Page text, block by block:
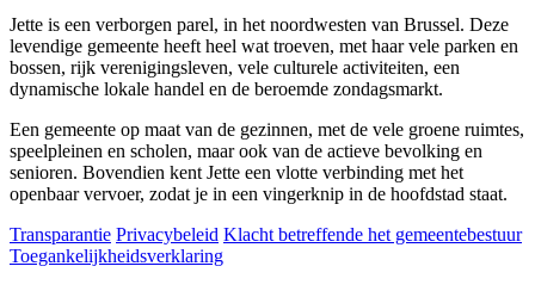
Jette is een verborgen parel, in het noordwesten van Brussel. Deze
levendige gemeente heeft heel wat troeven, met haar vele parken en
bossen, rijk verenigingsleven, vele culturele activiteiten, een
dynamische lokale handel en de beroemde zondagsmarkt.
Een gemeente op maat van de gezinnen, met de vele groene ruimtes,
speelpleinen en scholen, maar ook van de actieve bevolking en
senioren. Bovendien kent Jette een vlotte verbinding met het
openbaar vervoer, zodat je in een vingerknip in de hoofdstad staat.
Transparantie Privacybeleid Klacht betreffende het gemeentebestuur
Toegankelijkheidsverklaring